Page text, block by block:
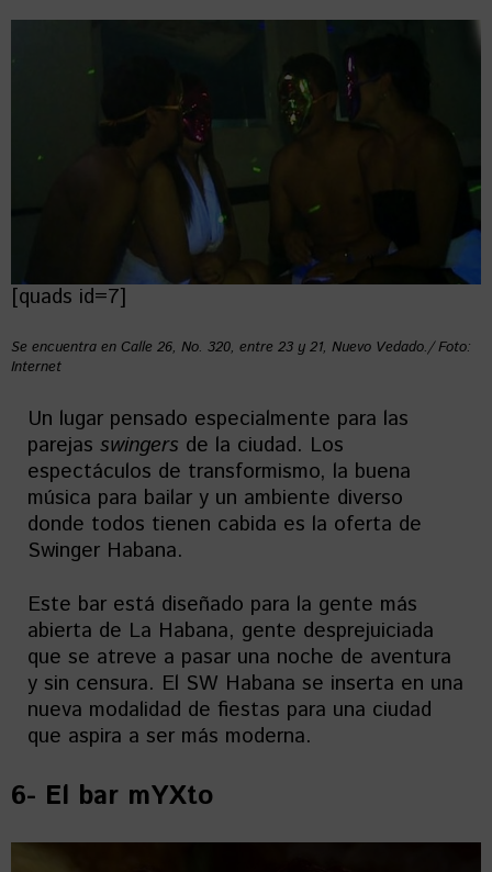
[quads id=7]
Se encuentra en Calle 26, No. 320, entre 23 y 21, Nuevo Vedado./ Foto:
Internet
Un lugar pensado especialmente para las
parejas swingers de la ciudad. Los
espectáculos de transformismo, la buena
música para bailar y un ambiente diverso
donde todos tienen cabida es la oferta de
Swinger Habana.
Este bar está diseñado para la gente más
abierta de La Habana, gente desprejuiciada
que se atreve a pasar una noche de aventura
y sin censura. El SW Habana se inserta en una
nueva modalidad de fiestas para una ciudad
que aspira a ser más moderna.
6- El bar mYXto